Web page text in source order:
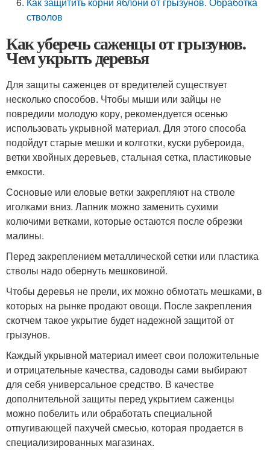
стволов
Как уберечь саженцы от грызунов.
Чем укрыть деревья
Для защиты саженцев от вредителей существует
несколько способов. Чтобы мыши или зайцы не
повредили молодую кору, рекомендуется осенью
использовать укрывной материал. Для этого способа
подойдут старые мешки и колготки, куски рубероида,
ветки хвойных деревьев, стальная сетка, пластиковые
емкости.
Сосновые или еловые ветки закрепляют на стволе
иголками вниз. Лапник можно заменить сухими
колючими ветками, которые остаются после обрезки
малины.
Перед закреплением металлической сетки или пластика
стволы надо обернуть мешковиной.
Чтобы деревья не прели, их можно обмотать мешками, в
которых на рынке продают овощи. После закрепления
скотчем такое укрытие будет надежной защитой от
грызунов.
Каждый укрывной материал имеет свои положительные
и отрицательные качества, садоводы сами выбирают
для себя универсальное средство. В качестве
дополнительной защиты перед укрытием саженцы
можно побелить или обработать специальной
отпугивающей пахучей смесью, которая продается в
специализированных магазинах.